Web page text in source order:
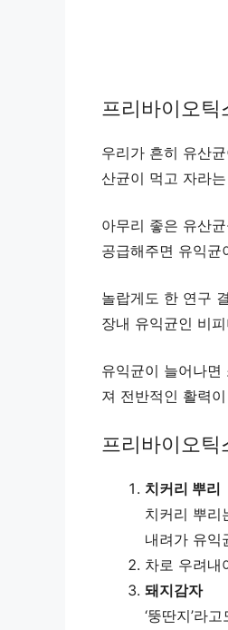
프리바이오
우리가 흔히 유산
산균이 먹고 자라는
아무리 좋은 유산
공급해주면 유익
놀랍게도 한 연구
장내 유익균인 비
유익균이 늘어나
져 전반적인 활력
프리바이오
치커리 뿌리
치커리 뿌리
내려가 유익
차로 우려내
돼지감자
‘뚱딴지’라